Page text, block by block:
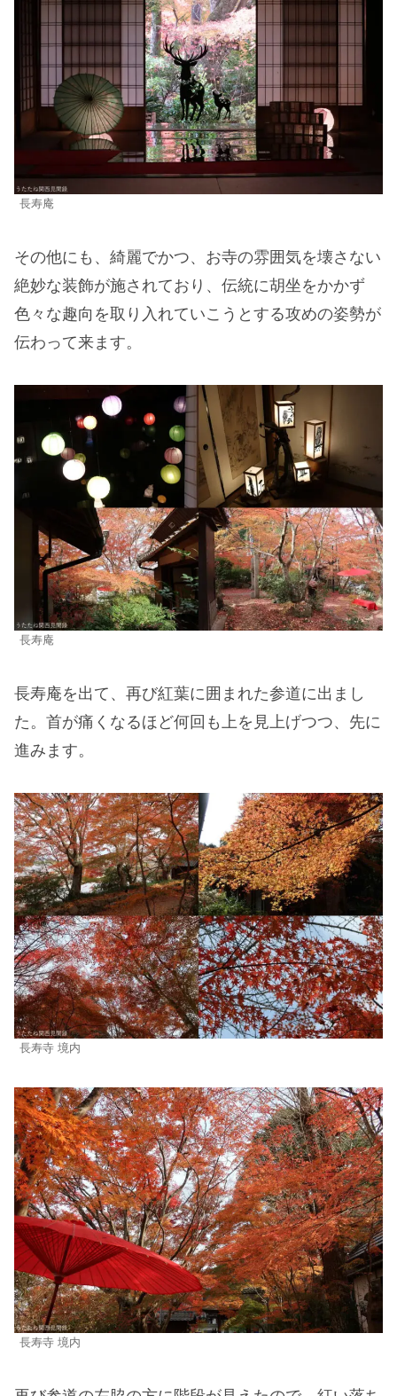
長寿庵
その他にも、綺麗でかつ、お寺の雰囲気を壊さない
絶妙な装飾が施されており、伝統に胡坐をかかず
色々な趣向を取り入れていこうとする攻めの姿勢が
伝わって来ます。
長寿庵
長寿庵を出て、再び紅葉に囲まれた参道に出まし
た。首が痛くなるほど何回も上を見上げつつ、先に
進みます。
長寿寺 境内
長寿寺 境内